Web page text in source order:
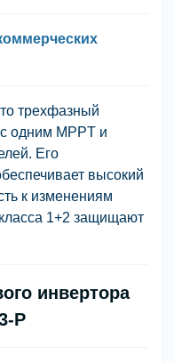
трехфазный
одним MPPT и
Его
высокий
к изменениям
1+2 защищают
инвертора
P